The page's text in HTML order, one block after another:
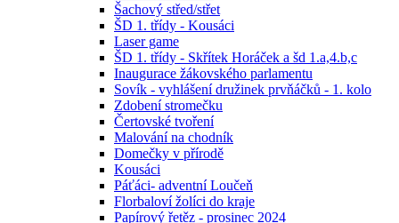
Šachový střed/střet
ŠD 1. třídy - Kousáci
Laser game
ŠD 1. třídy - Skřítek Horáček a šd 1.a,4.b,c
Inaugurace žákovského parlamentu
Sovík - vyhlášení družinek prvňáčků - 1. kolo
Zdobení stromečku
Čertovské tvoření
Malování na chodník
Domečky v přírodě
Kousáci
Páťáci- adventní Loučeň
Florbaloví žolíci do kraje
Papírový řetěz - prosinec 2024